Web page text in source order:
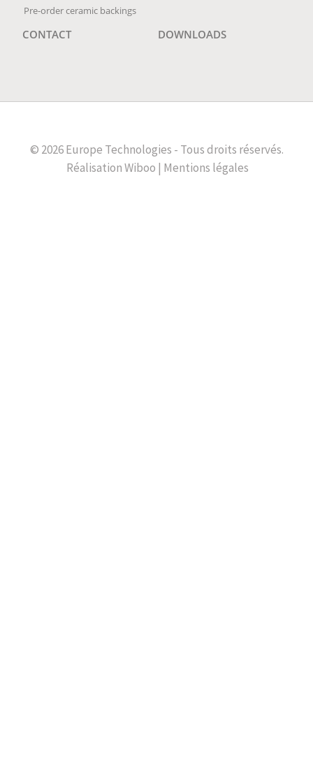
Pre-order ceramic backings
CONTACT DOWNLOADS
© 2026 Europe Technologies - Tous droits réservés.
RéalisationWiboo | Mentions légales